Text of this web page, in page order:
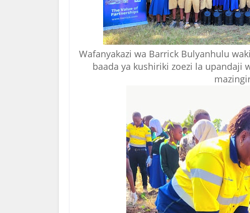
Wafanyakazi wa Barrick Bulyanhulu
baada ya kushiriki zoezi la upandaji